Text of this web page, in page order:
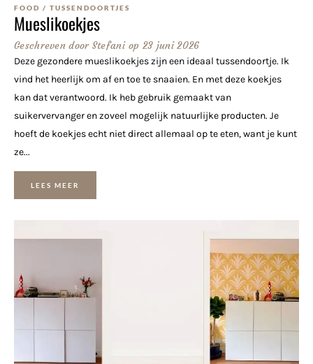
FOOD / TUSSENDOORTJES
Mueslikoekjes
Geschreven doorStefani op 23 juni 2026
Deze gezondere mueslikoekjes zijn een ideaal tussendoortje. Ik
vind het heerlijk om af en toe te snaaien. En met deze koekjes
kan dat verantwoord. Ik heb gebruik gemaakt van
suikervervanger en zoveel mogelijk natuurlijke producten. Je
hoeft de koekjes echt niet direct allemaal op te eten, want je kunt
ze...
LEES MEER